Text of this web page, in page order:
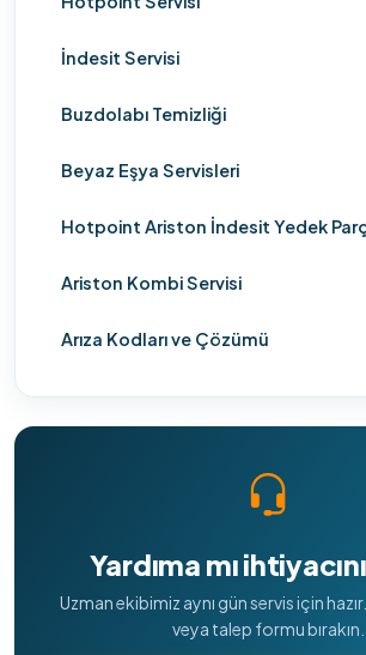
İndesit Servisi
Buzdolabı Temizliği
Beyaz Eşya Servisleri
Hotpoint Ariston İndesit Yedek
Ariston Kombi Servisi
Arıza Kodları ve Çözümü
Yardıma mı
Uzman ekibimiz aynı gün servis için
veya talep formu bırakın.